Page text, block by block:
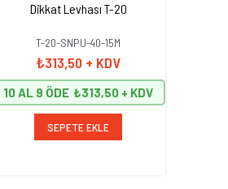
Dikkat Levhası T-20
T-20-SNPU-40-15M
₺313,50 + KDV
10 AL 9 ÖDE ₺313,50
SEPETE EKLE